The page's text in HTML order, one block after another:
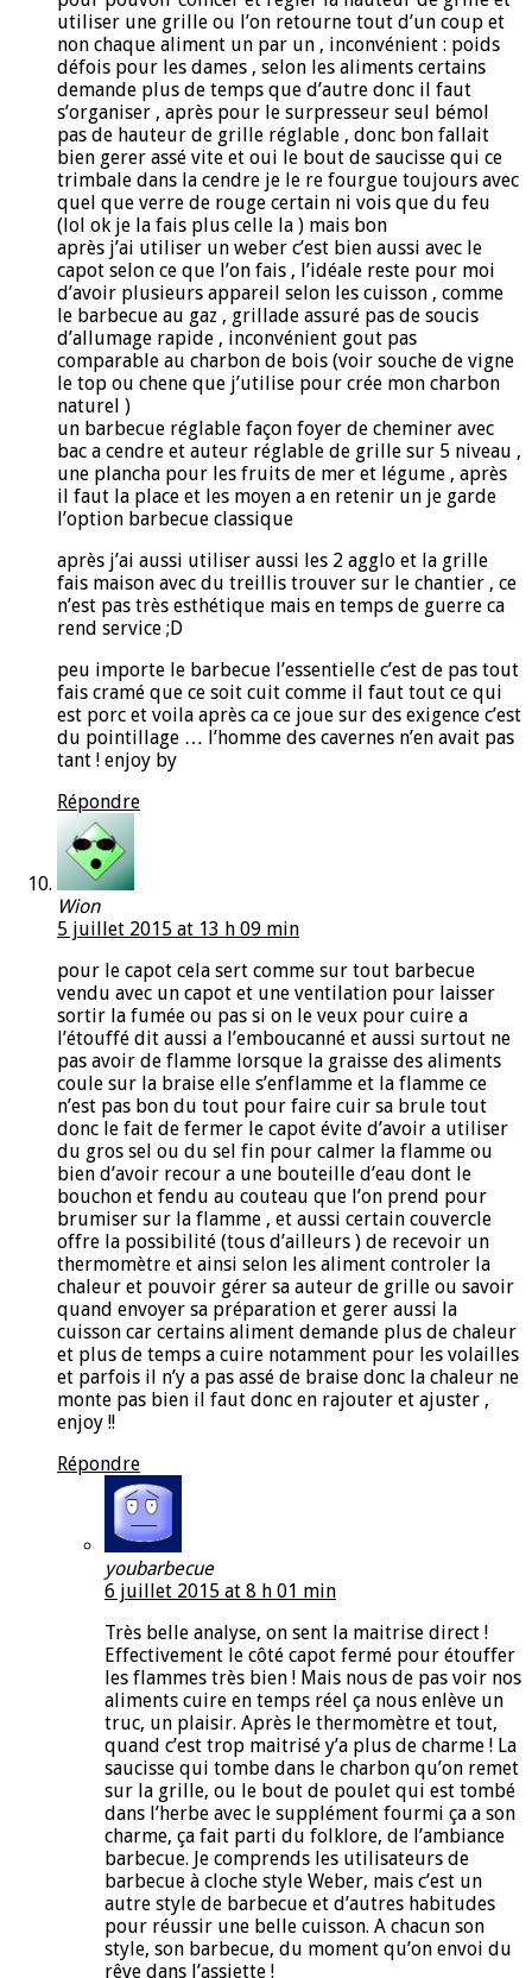
utiliser une grille ou l’on retourne tout d’un coup et
non chaque aliment un par un , inconvénient : poids
défois pour les dames , selon les aliments certains
demande plus de temps que d’autre donc il faut
s’organiser , après pour le surpresseur seul bémol
pas de hauteur de grille réglable , donc bon fallait
bien gerer assé vite et oui le bout de saucisse qui ce
trimbale dans la cendre je le re fourgue toujours avec
quel que verre de rouge certain ni vois que du feu
(lol ok je la fais plus celle la ) mais bon
après j’ai utiliser un weber c’est bien aussi avec le
capot selon ce que l’on fais , l’idéale reste pour moi
d’avoir plusieurs appareil selon les cuisson , comme
le barbecue au gaz , grillade assuré pas de soucis
d’allumage rapide , inconvénient gout pas
comparable au charbon de bois (voir souche de vigne
le top ou chene que j’utilise pour crée mon charbon
naturel )
un barbecue réglable façon foyer de cheminer avec
bac a cendre et auteur réglable de grille sur 5 niveau ,
une plancha pour les fruits de mer et légume , après
il faut la place et les moyen a en retenir un je garde
l’option barbecue classique
après j’ai aussi utiliser aussi les 2 agglo et la grille
fais maison avec du treillis trouver sur le chantier , ce
n’est pas très esthétique mais en temps de guerre ca
rend service ;D
peu importe le barbecue l’essentielle c’est de pas tout
fais cramé que ce soit cuit comme il faut tout ce qui
est porc et voila après ca ce joue sur des exigence c’est
du pointillage … l’homme des cavernes n’en avait pas
tant ! enjoy by
Répondre
Wion
5 juillet 2015 at 13 h 09 min
pour le capot cela sert comme sur tout barbecue
vendu avec un capot et une ventilation pour laisser
sortir la fumée ou pas si on le veux pour cuire a
l’étouffé dit aussi a l’emboucanné et aussi surtout ne
pas avoir de flamme lorsque la graisse des aliments
coule sur la braise elle s’enflamme et la flamme ce
n’est pas bon du tout pour faire cuir sa brule tout
donc le fait de fermer le capot évite d’avoir a utiliser
du gros sel ou du sel fin pour calmer la flamme ou
bien d’avoir recour a une bouteille d’eau dont le
bouchon et fendu au couteau que l’on prend pour
brumiser sur la flamme , et aussi certain couvercle
offre la possibilité (tous d’ailleurs ) de recevoir un
thermomètre et ainsi selon les aliment controler la
chaleur et pouvoir gérer sa auteur de grille ou savoir
quand envoyer sa préparation et gerer aussi la
cuisson car certains aliment demande plus de chaleur
et plus de temps a cuire notamment pour les volailles
et parfois il n’y a pas assé de braise donc la chaleur ne
monte pas bien il faut donc en rajouter et ajuster ,
enjoy !!
Répondre
youbarbecue
6 juillet 2015 at 8 h 01 min
Très belle analyse, on sent la maitrise direct !
Effectivement le côté capot fermé pour étouffer
les flammes très bien ! Mais nous de pas voir nos
aliments cuire en temps réel ça nous enlève un
truc, un plaisir. Après le thermomètre et tout,
quand c’est trop maitrisé y’a plus de charme ! La
saucisse qui tombe dans le charbon qu’on remet
sur la grille, ou le bout de poulet qui est tombé
dans l’herbe avec le supplément fourmi ça a son
charme, ça fait parti du folklore, de l’ambiance
barbecue. Je comprends les utilisateurs de
barbecue à cloche style Weber, mais c’est un
autre style de barbecue et d’autres habitudes
pour réussir une belle cuisson. A chacun son
style, son barbecue, du moment qu’on envoi du
rêve dans l’assiette !